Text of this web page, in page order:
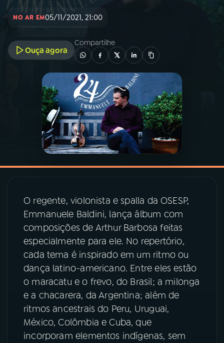
INÍCIO
A RÁDIO
PROGRAMAÇÃO
PROGRAMAS
PODCASTS
07ÚLTIMAS
08PRÊMIO RÁDIO MEC
ACOMPANHE A RÁDIO MEC
Facebook
Instagram X
NO AR EM05/11/2021, 21:00
Ouça agora
Compartilhe
O regente, violonista e spalla da OSESP,
Emmanuele Baldini, lança álbum com
composições de Arthur Barbosa feitas
especialmente para ele. No repertório,
cada tema é inspirado em um ritmo ou
dança latino-americano. Entre eles estão
o maracatu e o frevo, do Brasil; a milonga
e a chacarera, da Argentina; além de
ritmos ancestrais do Peru, Uruguai,
México, Colômbia e Cuba, que
incorporam elementos indígenas, sem